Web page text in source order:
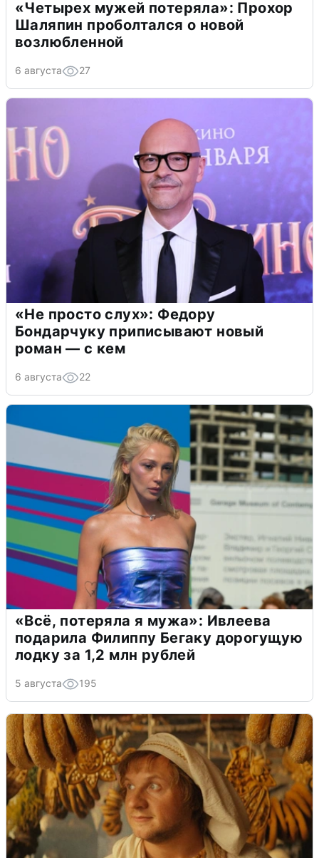
«Четырех мужей потеряла»: Прохор
Шаляпин проболтался о новой
возлюбленной
6 августа 27
«Не просто слух»: Федору
Бондарчуку приписывают новый
роман — с кем
6 августа 22
«Всё, потеряла я мужа»: Ивлеева
подарила Филиппу Бегаку дорогущую
лодку за 1,2 млн рублей
5 августа 195